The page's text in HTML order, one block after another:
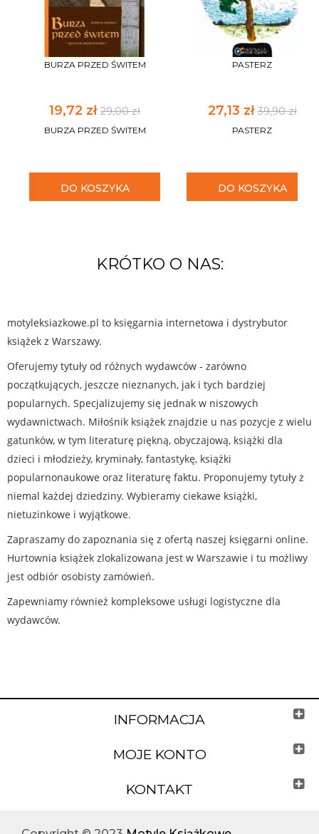
BURZA PRZED ŚWITEM
19,72 zł 29,00 zł
BURZA PRZED ŚWITEM
DO KOSZYKA
PASTERZ
27,13 zł39,90 zł
PASTERZ
DO KOSZYKA
KRÓTKO O NAS:
motyleksiazkowe.pl to księgarnia internetowa i dystrybutor
książek z Warszawy.
Oferujemy tytuły od różnych wydawców - zarówno
początkujących, jeszcze nieznanych, jak i tych bardziej
popularnych. Specjalizujemy się jednak w niszowych
wydawnictwach. Miłośnik książek znajdzie u nas pozycje z wielu
gatunków, w tym literaturę piękną, obyczajową, książki dla
dzieci i młodzieży, kryminały, fantastykę, książki
popularnonaukowe oraz literaturę faktu. Proponujemy tytuły z
niemal każdej dziedziny. Wybieramy ciekawe książki,
nietuzinkowe i wyjątkowe.
Zapraszamy do zapoznania się z ofertą naszej księgarni online.
Hurtownia książek zlokalizowana jest w Warszawie i tu możliwy
jest odbiór osobisty zamówień.
Zapewniamy również kompleksowe usługi logistyczne dla
wydawców.
INFORMACJA
MOJE KONTO
KONTAKT